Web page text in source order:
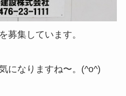
募集しています。
になりますね〜。(^o^)